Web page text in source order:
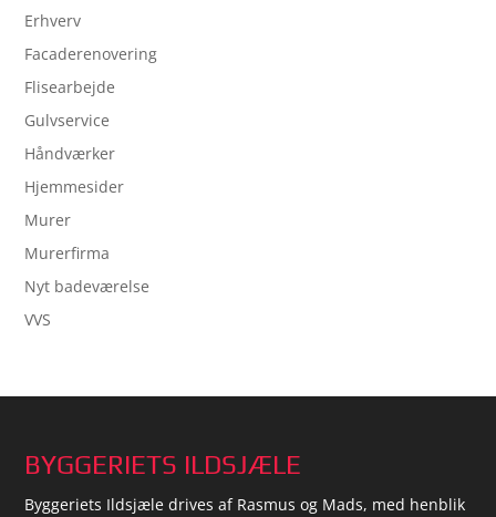
Erhverv
Facaderenovering
Flisearbejde
Gulvservice
Håndværker
Hjemmesider
Murer
Murerfirma
Nyt badeværelse
VVS
BYGGERIETS ILDSJÆLE
Byggeriets Ildsjæle drives af Rasmus og Mads, med henblik